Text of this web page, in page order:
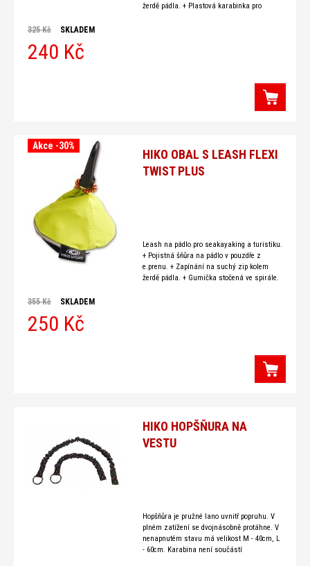
žerdě pádla. + Plastová karabinka pro
325 Kč SKLADEM
240 Kč
HIKO OBAL S LEASH FLEXI
TWIST PLUS
Akce -30%
Leash na pádlo pro seakayaking a turistiku.
+ Pojistná šňůra na pádlo v pouzdře z
e.prenu. + Zapínání na suchý zip kolem
žerdě pádla. + Gumička stočená ve spirále.
355 Kč SKLADEM
250 Kč
HIKO HOPŠŇURA NA
VESTU
Hopšňůra je pružné lano uvnitř popruhu. V
plném zatížení se dvojnásobně protáhne. V
nenapnutém stavu má velikost M - 40cm, L
- 60cm. Karabina není součástí